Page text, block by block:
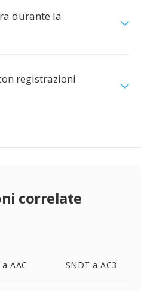
durante la
registrazioni
correlate
AAC SNDT a AC3